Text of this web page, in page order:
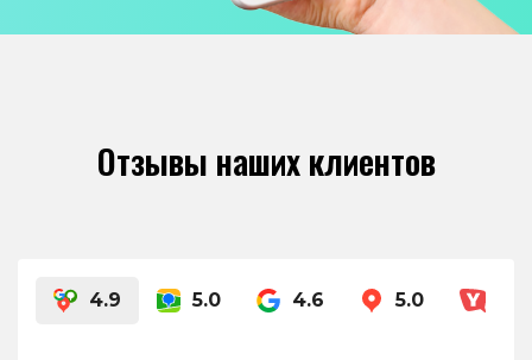
Отзывы наших клиентов
4.9 5.0 4.6 5.0